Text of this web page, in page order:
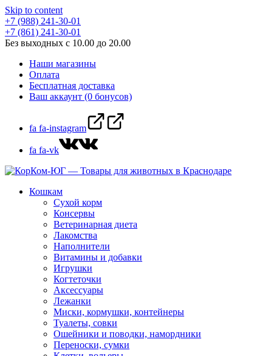
Skip to content
+7 (988) 241-30-01
+7 (861) 241-30-01
Без выходных с 10.00 до 20.00
Наши магазины
Оплата
Бесплатная доставка
Ваш аккаунт (0 бонусов)
fa fa-instagram
fa fa-vk
Кошкам
Сухой корм
Консервы
Ветеринарная диета
Лакомства
Наполнители
Витамины и добавки
Игрушки
Когтеточки
Аксессуары
Лежанки
Миски, кормушки, контейнеры
Туалеты, совки
Ошейники и поводки, намордники
Переноски, сумки